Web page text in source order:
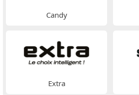
Candy
Extra